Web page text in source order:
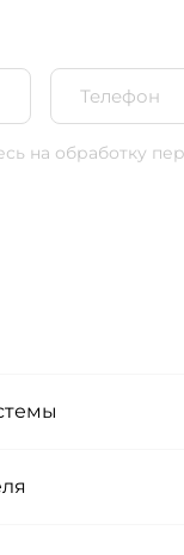
на обработку